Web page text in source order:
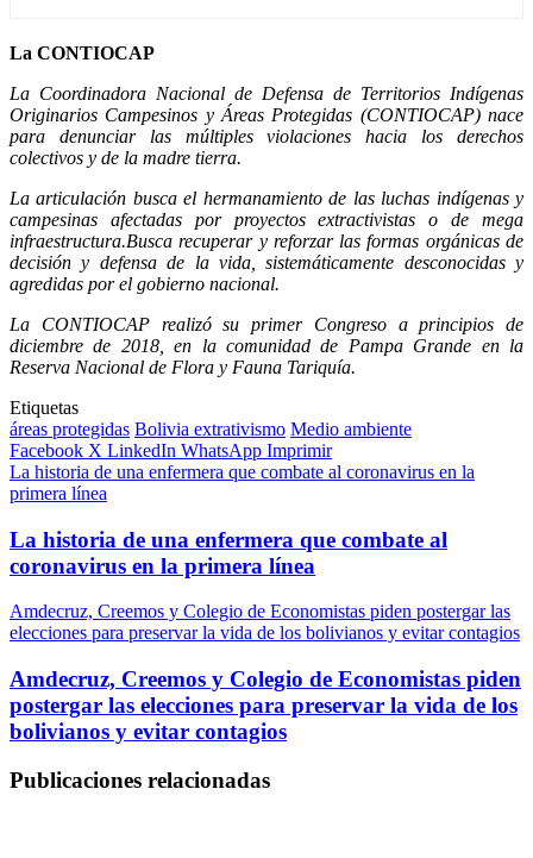
La CONTIOCAP
La Coordinadora Nacional de Defensa de Territorios Indígenas
Originarios Campesinos y Áreas Protegidas (CONTIOCAP) nace
para denunciar las múltiples violaciones hacia los derechos
colectivos y de la madre tierra.
La articulación busca el hermanamiento de las luchas indígenas y
campesinas afectadas por proyectos extractivistas o de mega
infraestructura.Busca recuperar y reforzar las formas orgánicas de
decisión y defensa de la vida, sistemáticamente desconocidas y
agredidas por el gobierno nacional.
La CONTIOCAP realizó su primer Congreso a principios de
diciembre de 2018, en la comunidad de Pampa Grande en la
Reserva Nacional de Flora y Fauna Tariquía.
Etiquetas
áreas protegidas Bolivia extrativismo Medio ambiente
Facebook X LinkedIn WhatsApp Imprimir
La historia de una enfermera que combate al coronavirus en la
primera línea
La historia de una enfermera que combate al
coronavirus en la primera línea
Amdecruz, Creemos y Colegio de Economistas piden postergar las
elecciones para preservar la vida de los bolivianos y evitar contagios
Amdecruz, Creemos y Colegio de Economistas piden
postergar las elecciones para preservar la vida de los
bolivianos y evitar contagios
Publicaciones relacionadas